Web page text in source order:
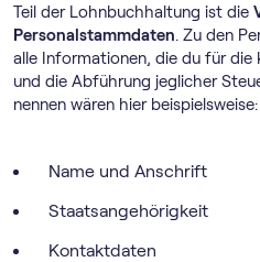
Teil der Lohnbuchhaltung ist die
Personalstammdaten. Zu den
alle Informationen, die du für
und die Abführung jeglicher
nennen wären hier beispielsweise:
Name und Anschrift
Staatsangehörigkeit
Kontaktdaten